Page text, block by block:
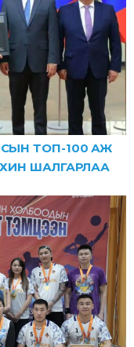
ТОП-100 АЖ
ШАЛГАРЛАА